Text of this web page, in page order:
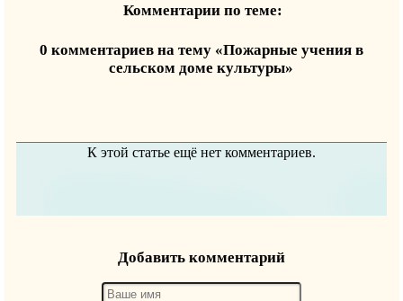
Комментарии по теме:
0 комментариев на тему «Пожарные учения в
сельском доме культуры»
К этой статье ещё нет комментариев.
Добавить комментарий